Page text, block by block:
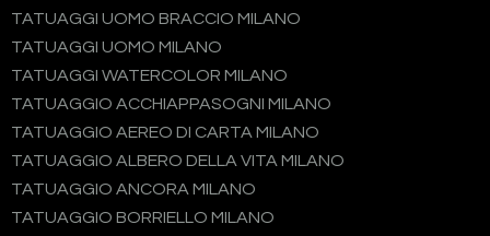
TATUAGGI UOMO BRACCIO MILANO
TATUAGGI UOMO MILANO
TATUAGGI WATERCOLOR MILANO
TATUAGGIO ACCHIAPPASOGNI MILANO
TATUAGGIO AEREO DI CARTA MILANO
TATUAGGIO ALBERO DELLA VITA MILANO
TATUAGGIO ANCORA MILANO
TATUAGGIO BORRIELLO MILANO